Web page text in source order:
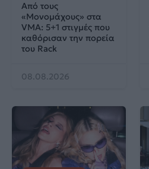
Από τους
«Μονομάχους» στα
VMA: 5+1 στιγμές που
καθόρισαν την πορεία
του Rack
08.08.2026